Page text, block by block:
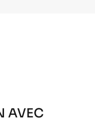
AVEC